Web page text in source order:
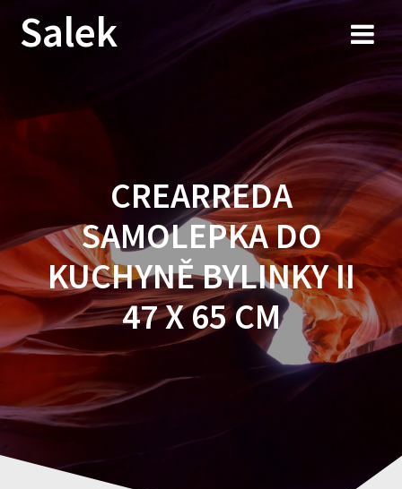
do
Salek
CREARREDA
SAMOLEPKA DO
KUCHYNĚ BYLINKY II
47 X 65 CM